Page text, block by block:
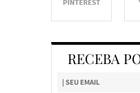
RECEBA